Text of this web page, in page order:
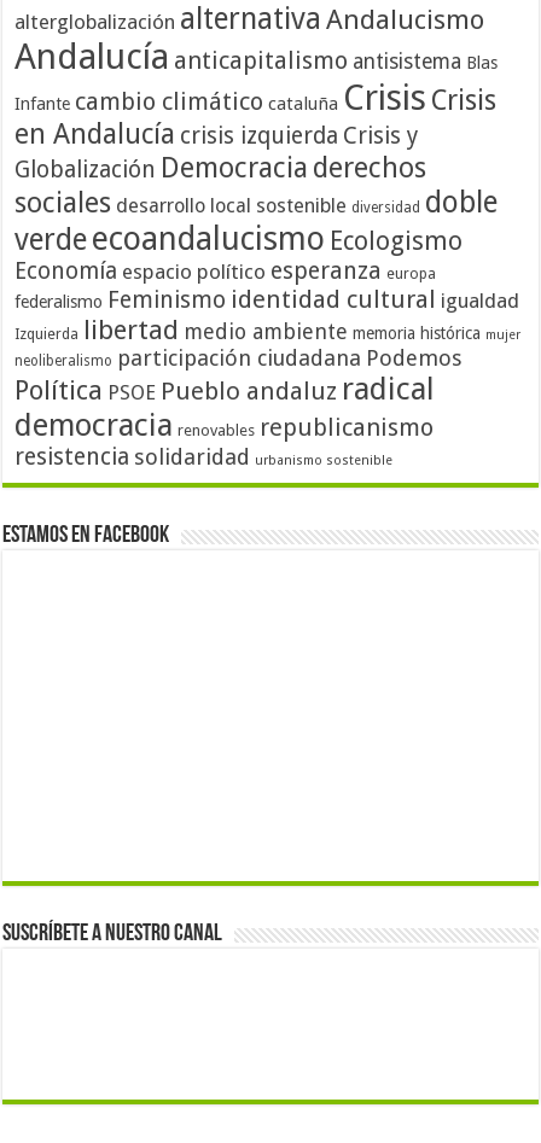
alterglobalización alternativa Andalucismo
Andalucía anticapitalismo antisistema Blas
Infante cambio climático cataluña Crisis Crisis
en Andalucía crisis izquierda Crisis y
Globalización Democracia derechos
sociales desarrollo local sostenible diversidad doble
verdeecoandalucismo Ecologismo
Economía espacio político esperanza europa
federalismo Feminismo identidad cultural igualdad
Izquierda libertad medio ambiente memoria histórica mujer
neoliberalismo participación ciudadana Podemos
Política PSOE Pueblo andaluz radical
democracia renovables republicanismo
resistencia solidaridad urbanismo sostenible
Estamos en Facebook
Suscríbete a nuestro canal